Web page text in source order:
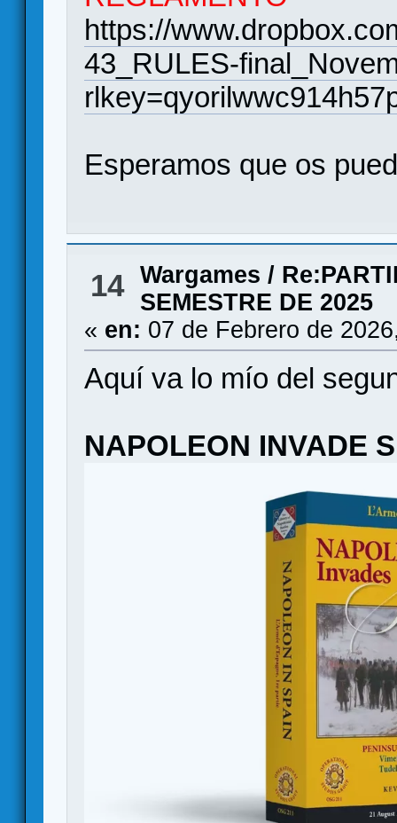
https://
43_RULES-
Esperamos que os
14 Wargames /
SEMESTRE DE 2025
« en: 07 de Febrero de
Aquí va lo mío del
NAPOLEON INVADE